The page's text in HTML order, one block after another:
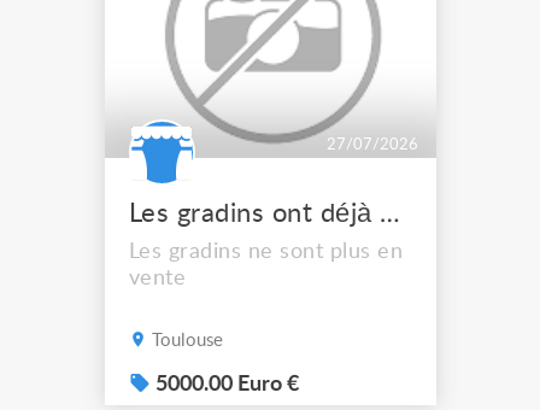
27/07/2026
Les gradins ont déjà été vendus
Les gradins ne sont plus en
vente
Toulouse
5000.00 Euro €